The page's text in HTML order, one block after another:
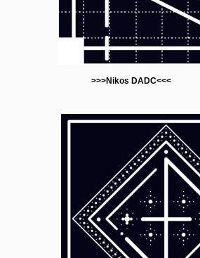
>>>Nikos DADC<<<